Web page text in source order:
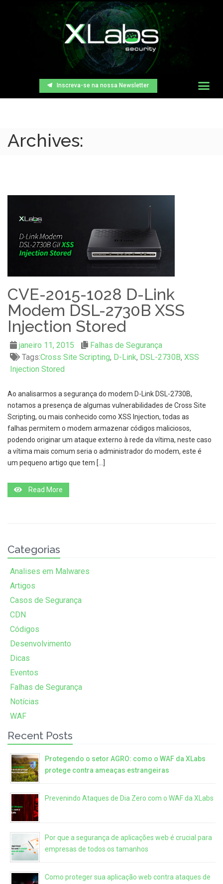
Inscreva-se na nossa Newsletter
Archives:
CVE-2015-1028 D-Link
Modem DSL-2730B XSS
Injection Stored
janeiro 11, 2015
Falhas de Segurança
Tags:Cross Site Scripting, D-Link, DSL-2730B, XSS
Injection Stored
Ao analisarmos a segurança do modem D-Link DSL-2730B,
notamos a presença de algumas vulnerabilidades de Cross Site
Scripting, ou mais conhecido como XSS Injection, todas as
falhas permitem o modem armazenar códigos maliciosos,
podendo originar um ataque externo à rede da vítima, neste caso
a vítima mais comum seria o administrador do modem, este é
um pequeno artigo que tem […]
Read More
Categorias
Analises em Malwares
Artigos
Casos de Segurança
CDN
Códigos
Desenvolvimento
Dicas
Eventos
Falhas de Segurança
Notícias
WAF
Recent Posts
Protegendo o setor AGRO: como o WAF da XLabs
protege contra ameaças estrangeiras
Prevenindo Ataques de Dia Zero com o WAF da XLabs
Por que a segurança de aplicações web é crucial para
empresas de todos os tamanhos
Como proteger sua aplicação web contra ataques de